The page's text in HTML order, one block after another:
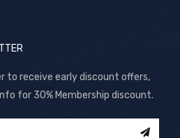
to receive early discount offers,
for 30% Membership discount.